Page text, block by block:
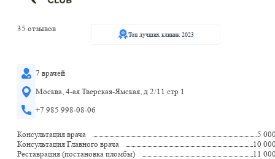
35 отзывов
Топ лучших клиник 2023
7 врачей
Москва, 4-ая Тверская-Ямская, д 2/11 стр 1
+7 985 998-08-06
Консультация врача
5
Консультация Главного врача
10
Реставрация (постановка пломбы)
11